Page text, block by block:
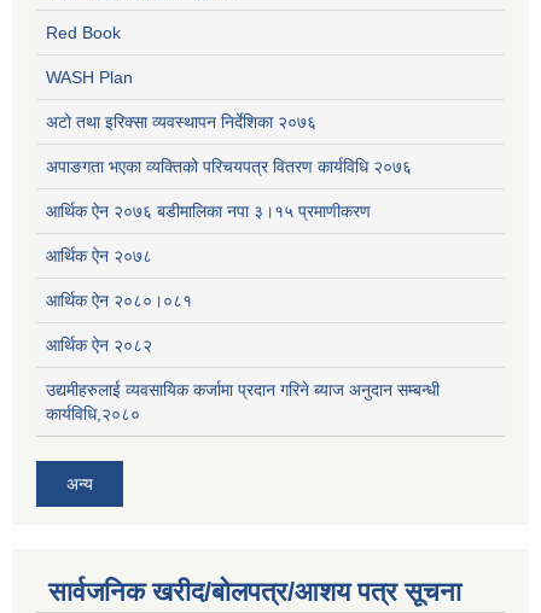
Red Book
WASH Plan
अटो तथा इरिक्सा व्यवस्थापन निर्देशिका २०७६
अपाङगता भएका व्यक्तिको परिचयपत्र वितरण कार्यविधि २०७६
आर्थिक ऐन २०७६ बडीमालिका नपा ३।१५ प्रमाणीकरण
आर्थिक ऐन २०७८
आर्थिक ऐन २०८०।०८१
आर्थिक ऐन २०८२
उद्यमीहरुलाई व्यवसायिक कर्जामा प्रदान गरिने ब्याज अनुदान सम्बन्धी
कार्यविधि,२०८०
अन्य
सार्वजनिक खरीद/बोलपत्र/आशय पत्र सूचना